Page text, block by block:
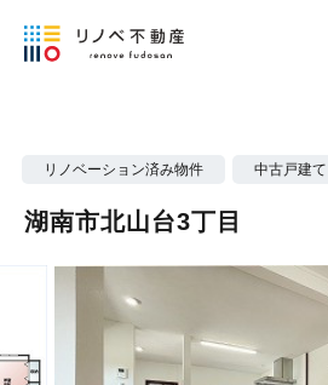
リノベーション済み物件 中古戸建て
湖南市北山台3丁目